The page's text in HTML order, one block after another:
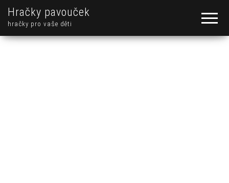
Hračky pavouček
hračky pro vaše děti